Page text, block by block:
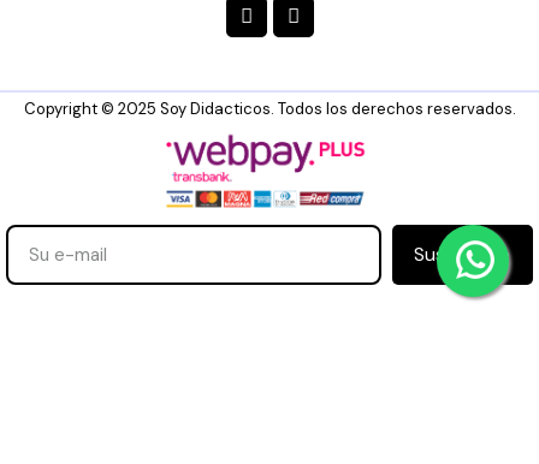
Copyright © 2025 Soy Didacticos. Todos los derechos reservados.
Suscribirse